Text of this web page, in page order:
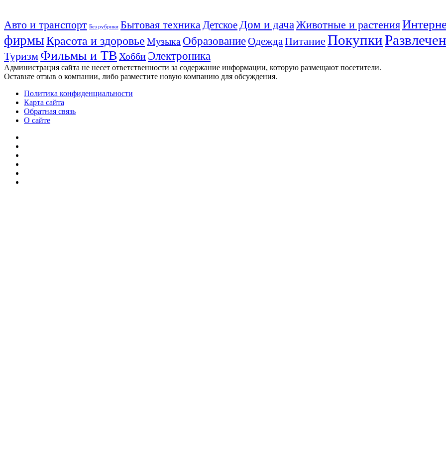
Авто и транспорт Без рубрики Бытовая техника Детское Дом и дача Животные и растения
фирмыКрасота и здоровье Музыка ОбразованиеОдежда Питание Покупки
Туризм Фильмы и ТВ Хобби Электроника
Администрация сайта не несет ответственности за содержание информации, которую размещают посетители.
Оставьте отзыв о компании, либо разместите новую компанию для обсуждения.
Политика конфиденциальности
Карта сайта
Обратная связь
О сайте